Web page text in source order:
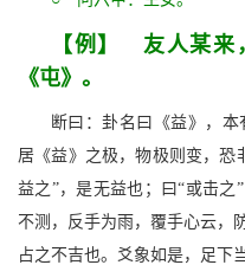
【例】 友人某来
《屯》。
断曰：卦名曰《益》，
居《益》之极，物极则变，恐
益之”，是无益也；曰“或击之
不测，反手为雨，覆手心云，
占之不吉也。爻象如是，足下